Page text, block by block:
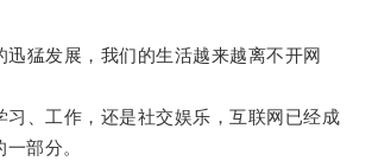
猛发展，我们的生活越来越离不开网
、工作，还是社交娱乐，互联网已经成
部分。